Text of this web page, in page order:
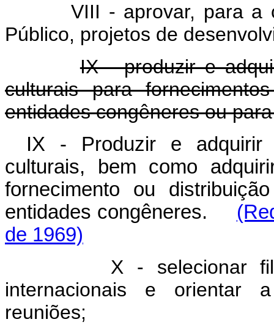
VIII - aprovar, para a
Público, projetos de
IX - produzir e
culturais para
entidades congêneres ou
IX - Produzir e adquirir
culturais, bem como
fornecimento ou
entidades congêneres.
de 1969)
X - selecionar filmes
internacionais e orientar
reuniões;